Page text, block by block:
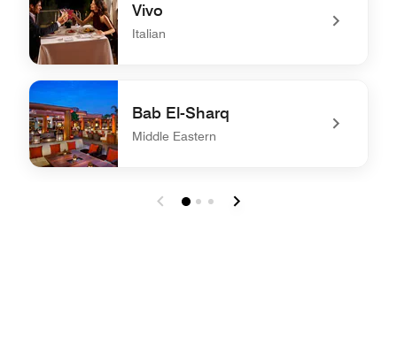
Vivo
Italian
undefined Vivo
Bab El-Sharq
Middle Eastern